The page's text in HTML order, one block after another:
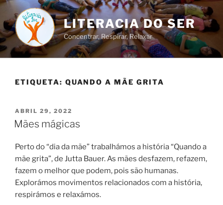
Saltar
para
o
conteúdo
LITERACIA DO SER
Concentrar, Respirar, Relaxar
ETIQUETA: QUANDO A MÃE GRITA
PUBLICADO
EM
ABRIL 29, 2022
Mães mágicas
Perto do “dia da mãe” trabalhámos a história “Quando a
mãe grita”, de Jutta Bauer. As mães desfazem, refazem,
fazem o melhor que podem, pois são humanas.
Explorámos movimentos relacionados com a história,
respirámos e relaxámos.